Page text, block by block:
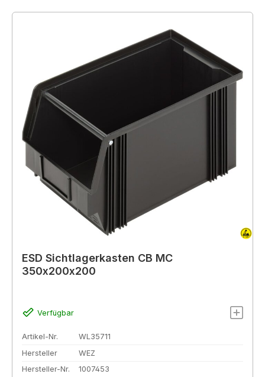
ESD Sichtlagerkasten CB MC
350x200x200
Verfügbar
Artikel-Nr.
WL35711
Hersteller
WEZ
Hersteller-Nr.
1007453